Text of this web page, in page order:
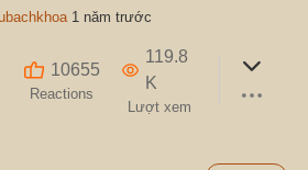
1 năm trước
10655
Reactions
119.8
K
Lượt xem